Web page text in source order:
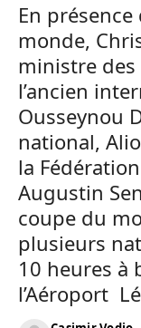
En
monde,
ministre des
l’ancien
Ousseynou
national,
la
Augustin
coupe du
plusieurs
10 heures à
l’Aéroport